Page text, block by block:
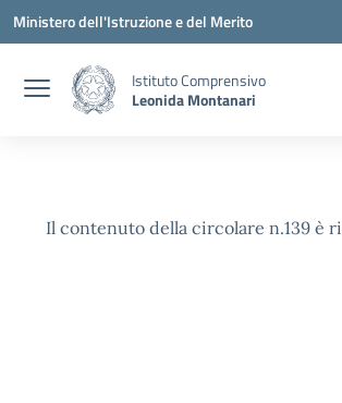
Vai ai contenuti
Vai al menu di navigazione
Vai al footer
Ministero dell'Istruzione e del Merito
Istituto Comprensivo
Leonida Montanari
Il contenuto della circolare n.139 è